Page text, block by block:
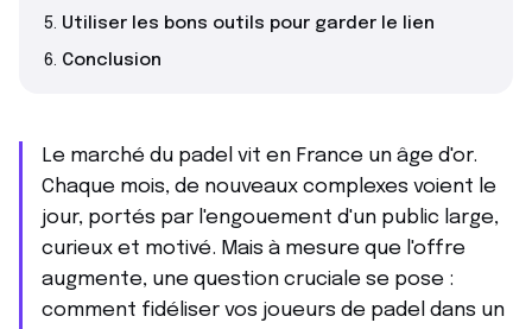
Utiliser les bons outils pour garder le lien
Conclusion
Le marché du padel vit en France un âge d'or.
Chaque mois, de nouveaux complexes voient le
jour, portés par l'engouement d'un public large,
curieux et motivé. Mais à mesure que l'offre
augmente, une question cruciale se pose :
comment fidéliser vos joueurs de padel dans un